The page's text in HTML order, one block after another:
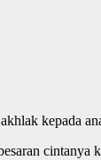
kepada
cintanya